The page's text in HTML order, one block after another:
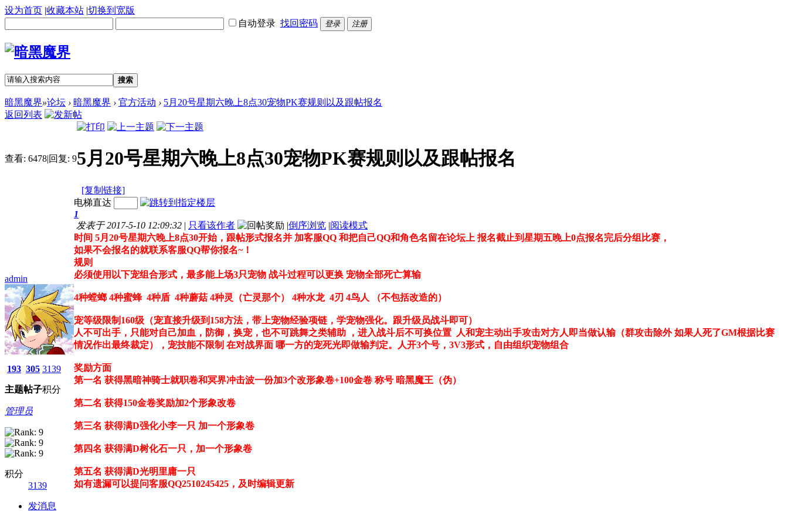
设为首页 |收藏本站 |切换到宽版
自动登录 找回密码 登录 注册
搜索
暗黑魔界»论坛 › 暗黑魔界 › 官方活动 › 5月20号星期六晚上8点30宠物PK赛规则以及跟帖报名
返回列表
查看: 6478|回复: 95月20号星期六晚上8点30宠物PK赛规则以及跟帖报名
[复制链接]
admin
193
主题
305
帖子
3139
积分
管理员
积分
3139
发消息
电梯直达
1
发表于 2017-5-10 12:09:32 | 只看该作者 |倒序浏览 |阅读模式
时间 5月20号星期六晚上8点30开始，跟帖形式报名并 加客服QQ 和把自己QQ和角色名留在论坛上 报名截止到星期五晚上0点报名完后分组比赛，
如果不会报名的就联系客服QQ帮你报名~！
规则
必须使用以下宠组合形式，最多能上场3只宠物 战斗过程可以更换 宠物全部死亡算输
4种螳螂 4种蜜蜂 4种盾 4种蘑菇 4种灵（亡灵那个） 4种水龙 4刃 4鸟人 （不包括改造的）
宠等级限制160级（宠直接升级到158方法，带上宠物经验项链，学宠物强化。跟升级员战斗即可）
人不可出手，只能对自己加血，防御，换宠，也不可跳舞之类辅助 ，进入战斗后不可换位置 人和宠主动出手攻击对方人即当做认输（群攻击除外 如果人死了GM根据比赛
情况作出最终裁定），宠技能不限制 在对战界面 哪一方的宠死光即做输判定。
人开3个号，3V3形式，自由组织宠物组合
奖励方面
第一名 获得黑暗神骑士就职卷和冥界冲击波一份加3个改形象卷+100金卷 称号 暗黑魔王（伪）
第二名 获得150金卷奖励加2个形象改卷
第三名 获得满D强化小李一只 加一个形象卷
第四名 获得满D树化石一只，加一个形象卷
第五名 获得满D光明里庸一只
如有遗漏可以提问客服QQ2510245425，及时编辑更新